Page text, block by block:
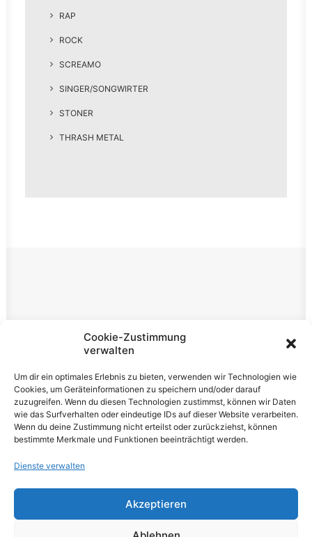
Cookie-Zustimmung
verwalten
Um dir ein optimales Erlebnis zu bieten, verwenden wir Technologien wie
Cookies, um Geräteinformationen zu speichern und/oder darauf
zuzugreifen. Wenn du diesen Technologien zustimmst, können wir Daten
wie das Surfverhalten oder eindeutige IDs auf dieser Website verarbeiten.
Wenn du deine Zustimmung nicht erteilst oder zurückziehst, können
bestimmte Merkmale und Funktionen beeinträchtigt werden.
Dienste verwalten
Akzeptieren
RAP
ROCK
SCREAMO
SINGER/SONGWIRTER
STONER
THRASH METAL
Rechtliches
Datenschutzerklärung
Cookie-Richtlinie (EU)
© 2026 VOLUME Magazine. All rights reserved